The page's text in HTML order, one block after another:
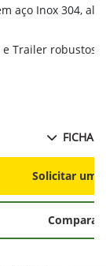
aço Inox 304,
e Trailer robustos
FICHA
Solicitar
Comparar